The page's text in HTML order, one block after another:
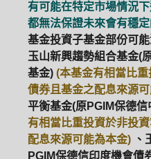
有可能在特定市場情況
都無法保證未來會有穩
基金投資子基金部份可
玉山新興趨勢組合基金(
基金) (本基金有相當比
債券且基金之配息來源
平衡基金(原PGIM保德
有相當比重投資於非投
配息來源可能為本金) 、
PGIM保德信印度機會債